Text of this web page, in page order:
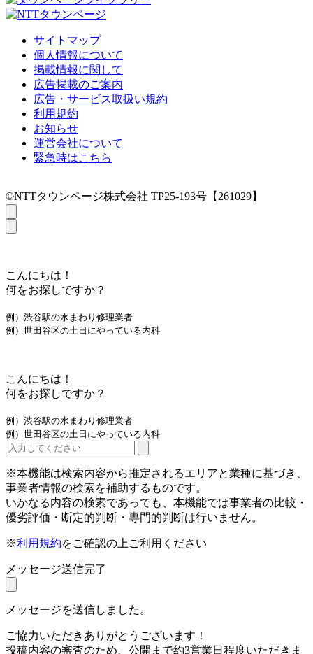
サイトマップ
個人情報について
掲載情報に関して
広告掲載のご案内
広告・サービス取扱い規約
利用規約
お知らせ
運営会社について
緊急時はこちら
©NTTタウンページ株式会社 TP25-193号【261029】
こんにちは！
何をお探しですか？
例）渋谷駅の水まわり修理業者
例）世田谷区の土日にやっている内科
こんにちは！
何をお探しですか？
例）渋谷駅の水まわり修理業者
例）世田谷区の土日にやっている内科
※本機能は検索内容から推定されるエリアと業種に基づき、
事業者情報の検索を補助するものです。
いかなる内容の検索であっても、本機能では事業者の比較・
優劣評価・断定的判断・専門的判断は行いません。
※利用規約をご確認の上ご利用ください
メッセージ送信完了
メッセージを送信しました。
ご協力いただきありがとうございます！
投稿内容の審査のため、公開まで約3営業日程度いただきま